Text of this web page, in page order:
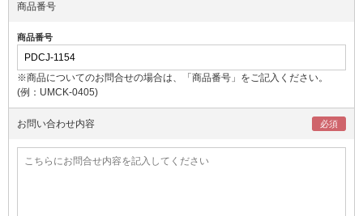
商品番号
商品番号
※商品についてのお問合せの場合は、「商品番号」をご記入ください。
(例：UMCK-0405)
お問い合わせ内容